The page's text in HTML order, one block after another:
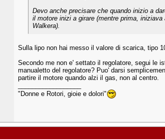
Devo anche precisare che quando inizio a
il motore inizi a girare (mentre prima,
Walkera).
Sulla lipo non hai messo il valore di scarica, tipo
Secondo me non e' settato il regolatore, segui le
manualetto del regolatore? Puo' darsi
partire il motore quando alzi il gas, non al centro.
"Donne e Rotori, gioie e dolori"